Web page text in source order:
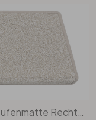
Lima Stufenmatte Rechteckig Wunschmass in Beige